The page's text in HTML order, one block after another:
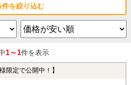
売りたい
件を絞り込む
1～1件を表示
限定で公開中！】